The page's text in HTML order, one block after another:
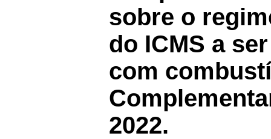
sobre o
do ICMS a
com
2022.